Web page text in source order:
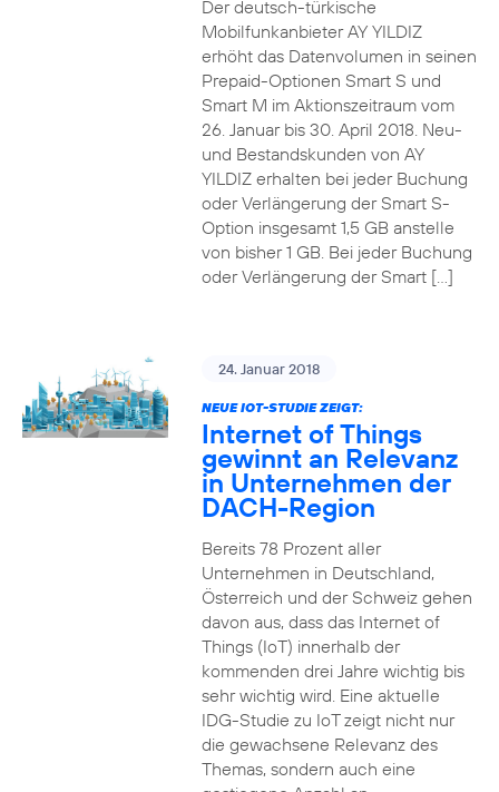
Der deutsch-türkische
Mobilfunkanbieter AY YILDIZ
erhöht das Datenvolumen in seinen
Prepaid-Optionen Smart S und
Smart M im Aktionszeitraum vom
26. Januar bis 30. April 2018. Neu-
und Bestandskunden von AY
YILDIZ erhalten bei jeder Buchung
oder Verlängerung der Smart S-
Option insgesamt 1,5 GB anstelle
von bisher 1 GB. Bei jeder Buchung
oder Verlängerung der Smart […]
24. Januar 2018
NEUE IOT-STUDIE ZEIGT:
Internet of Things
gewinnt an Relevanz
in Unternehmen der
DACH-Region
Bereits 78 Prozent aller
Unternehmen in Deutschland,
Österreich und der Schweiz gehen
davon aus, dass das Internet of
Things (IoT) innerhalb der
kommenden drei Jahre wichtig bis
sehr wichtig wird. Eine aktuelle
IDG-Studie zu IoT zeigt nicht nur
die gewachsene Relevanz des
Themas, sondern auch eine